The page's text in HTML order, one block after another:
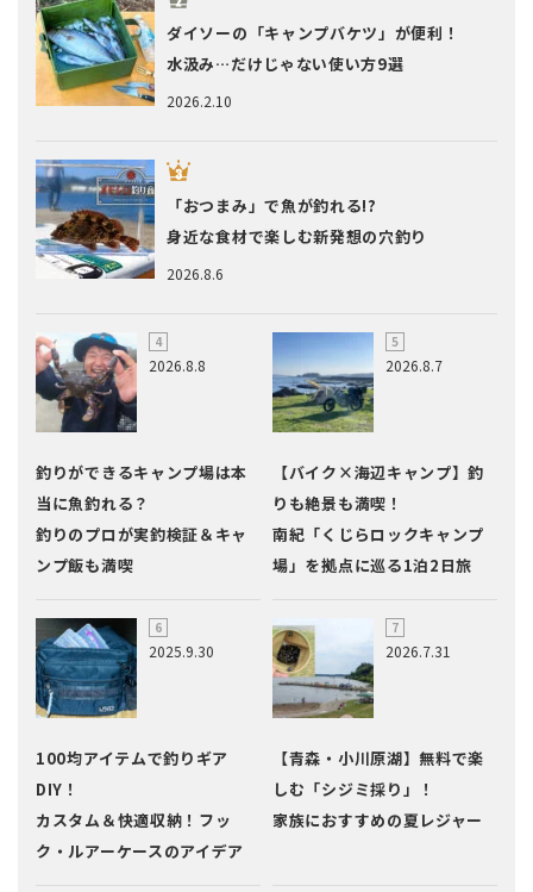
2026.2.10
ダイソーの「キャンプバケツ」が便利！
水汲み…だけじゃない使い方9選
2026.8.6
「おつまみ」で魚が釣れる!?
身近な食材で楽しむ新発想の穴釣り
2026.8.8
釣りができるキャンプ場は本
当に魚釣れる？
釣りのプロが実釣検証＆キャ
ンプ飯も満喫
2026.8.7
【バイク×海辺キャンプ】釣
りも絶景も満喫！
南紀「くじらロックキャンプ
場」を拠点に巡る1泊2日旅
2025.9.30
100均アイテムで釣りギア
DIY！
カスタム＆快適収納！フッ
ク・ルアーケースのアイデア
2026.7.31
【青森・小川原湖】無料で楽
しむ「シジミ採り」！
家族におすすめの夏レジャー